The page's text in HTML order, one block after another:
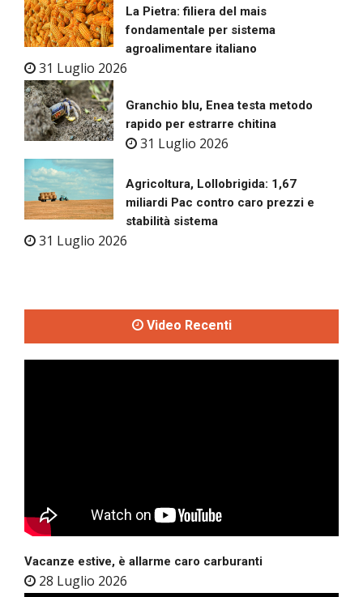
La Pietra: filiera del mais
fondamentale per sistema
agroalimentare italiano
31 Luglio 2026
Granchio blu, Enea testa metodo
rapido per estrarre chitina
31 Luglio 2026
Agricoltura, Lollobrigida: 1,67
miliardi Pac contro caro prezzi e
stabilità sistema
31 Luglio 2026
Video Recenti
Vacanze estive, è allarme caro carburanti
28 Luglio 2026